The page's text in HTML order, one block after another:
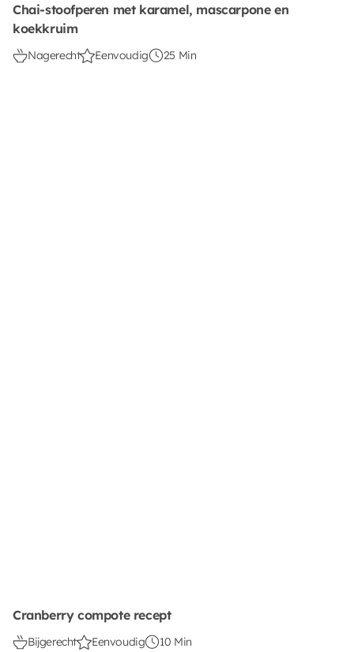
Chai-stoofperen met karamel, mascarpone en
koekkruim
Nagerecht Eenvoudig 25 Min
Cranberry compote recept
Bijgerecht Eenvoudig 10 Min